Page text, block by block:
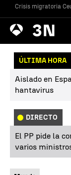
Crisis migratoria
Antena
3 Noticias
ÚLTIMA HORA
Aislado en
hantavirus
DIRECTO
El PP pide la
varios